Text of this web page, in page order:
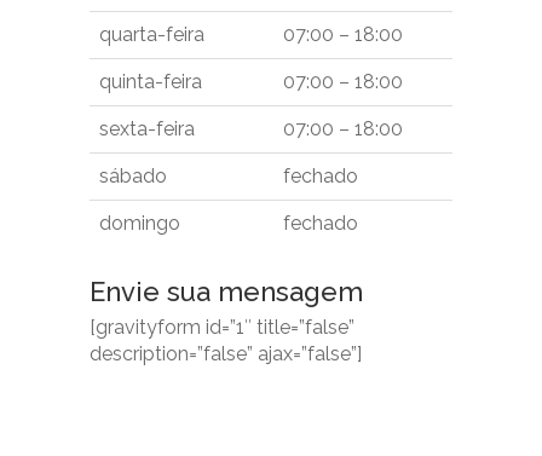
quarta-feira 07:00 – 18:00
quinta-feira 07:00 – 18:00
sexta-feira 07:00 – 18:00
sábado fechado
domingo fechado
Envie sua mensagem
[gravityform id=”1″ title=”false”
description=”false” ajax=”false”]